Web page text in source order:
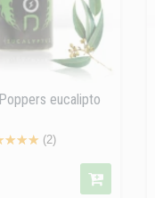
eucalipto
(2)